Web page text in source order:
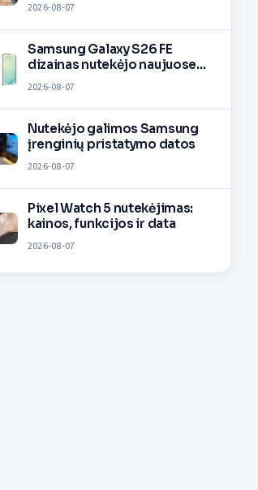
2026-08-07
Samsung Galaxy S26 FE
dizainas nutekėjo naujuose
2026-08-07
Nutekėjo galimos Samsung
įrenginių pristatymo datos
2026-08-07
Pixel Watch 5 nutekėjimas:
kainos, funkcijos ir data
2026-08-07